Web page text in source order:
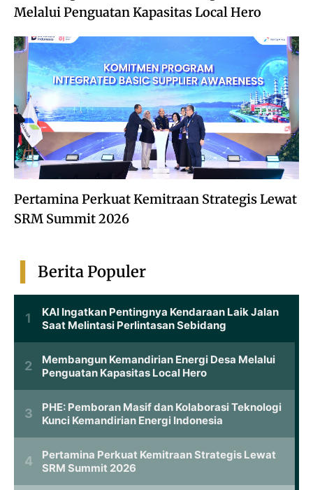
Melalui Penguatan Kapasitas Local Hero
Pertamina Perkuat Kemitraan Strategis Lewat
SRM Summit 2026
Berita Populer